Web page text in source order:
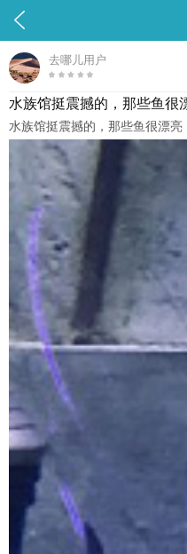

去哪儿用户
水族馆挺震撼的，那些鱼很
水族馆挺震撼的，那些鱼很漂